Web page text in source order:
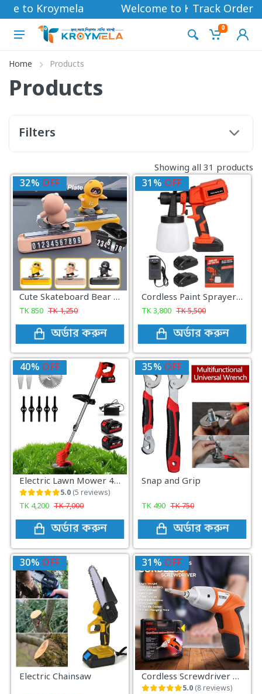
to Kroymela Welcome to Kroymela
Track Order
0
Home Products
Products
Filters
Showing all 31 products
32% OFF
Cute Skateboard Bear With Magnetic Parking Phone Number Plate Creative Car Dashboard Decoration Cartoon Car Interior
TK850 TK1,250
অর্ডার করুন
31% OFF
Cordless Paint Sprayer Gun Machine With 21V double battery and 800ML Easily Cleaning High Pressure Atomization Split Type for Home Interior Exterior
TK3,800 TK5,500
অর্ডার করুন
40% OFF
Electric Lawn Mower 48V Cordless Grass Trimmer_Double Battery
5.0 (5 reviews)
TK 4,200 TK7,000
অর্ডার করুন
35% OFF
Snap and Grip
TK 490 TK750
অর্ডার করুন
30% OFF
Electric Chainsaw
31% OFF
Cordless Screwdriver 45pcs
5.0 (8 reviews)